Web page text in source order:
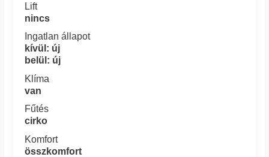
Lift
nincs
Ingatlan állapot
kívül: új
belül: új
Klíma
van
Fűtés
cirko
Komfort
összkomfort